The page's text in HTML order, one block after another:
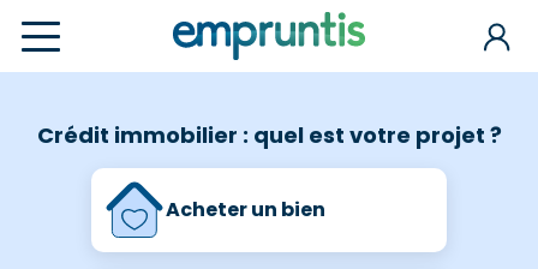
Crédit immobilier : quel est votre projet ?
Acheter un bien